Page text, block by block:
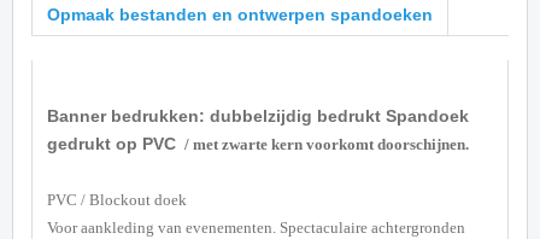
Opmaak bestanden en ontwerpen spandoeken
Banner bedrukken: dubbelzijdig bedrukt Spandoek
gedrukt op PVC / met zwarte kern voorkomt doorschijnen.
PVC / Blockout doek
Voor aankleding van evenementen. Spectaculaire achtergronden